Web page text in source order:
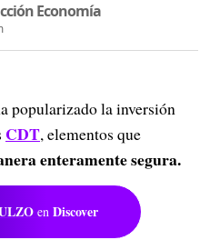
Economía
popularizado la inversión
CDT, elementos que
enteramente segura.
en Discover